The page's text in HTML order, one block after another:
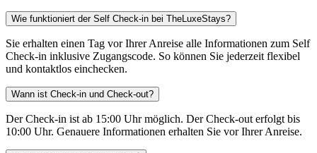
Wie funktioniert der Self Check-in bei TheLuxeStays?
Sie erhalten einen Tag vor Ihrer Anreise alle Informationen zum Self
Check-in inklusive Zugangscode. So können Sie jederzeit flexibel
und kontaktlos einchecken.
Wann ist Check-in und Check-out?
Der Check-in ist ab 15:00 Uhr möglich. Der Check-out erfolgt bis
10:00 Uhr. Genauere Informationen erhalten Sie vor Ihrer Anreise.